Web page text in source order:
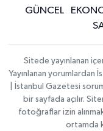
GÜNCEL
Sitede yayınlanan
Yayınlanan yorumlardan
| İstanbul Gazetesi
bir sayfada açılır.
fotoğraflar izin
ortamda